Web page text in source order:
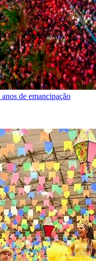
de emancipação